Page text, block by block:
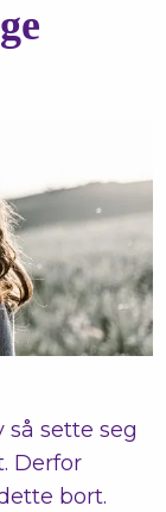
sette seg
Derfor
bort.